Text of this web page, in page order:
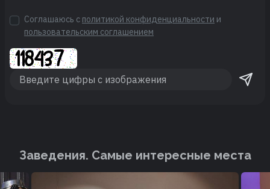
Соглашаюсь с политикой конфиденциальности и
пользовательским соглашением
Заведения. Cамые интересные места